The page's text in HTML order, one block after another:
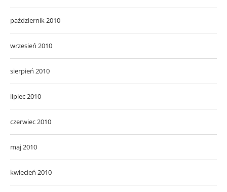
październik 2010
wrzesień 2010
sierpień 2010
lipiec 2010
czerwiec 2010
maj 2010
kwiecień 2010